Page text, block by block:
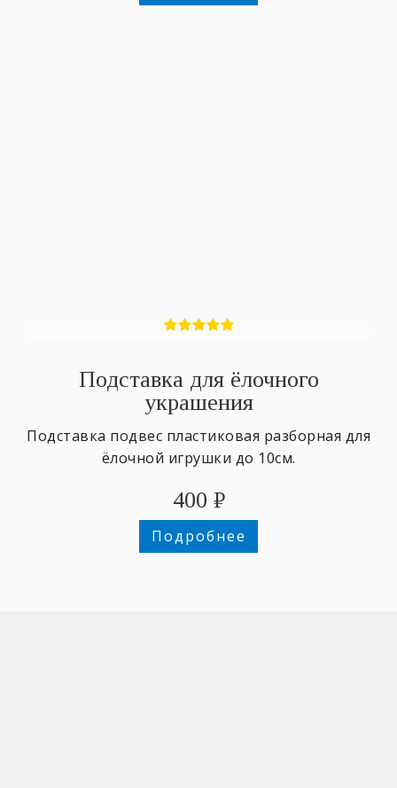
Подставка для ёлочного
украшения
Подставка подвес пластиковая разборная для
ёлочной игрушки до 10см.
400 ₽
Подробнее